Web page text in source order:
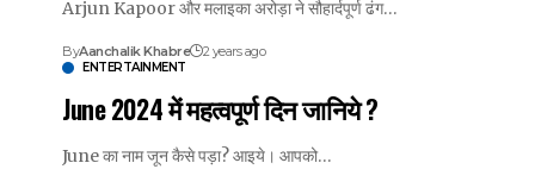
Arjun Kapoor और मलाइका अरोड़ा ने सौहार्दपूर्ण ढंग…
ByAanchalik Khabre 2 years ago
ENTERTAINMENT
June 2024 में महत्वपूर्ण दिन जानिये ?
June का नाम जून कैसे पड़ा? आइये। आपको…